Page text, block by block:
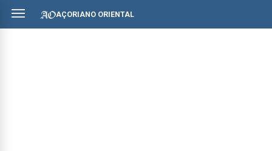
AÇORIANO ORIENTAL